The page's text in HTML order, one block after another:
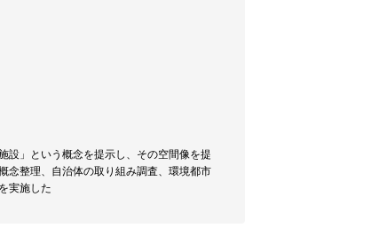
設」という概念を提示し、その空間像を提
念整理、自治体の取り組み調査、環境都市
実施した